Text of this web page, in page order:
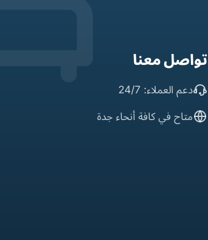
تواصل معنا
دعم العملاء: 24/7
متاح في كافة أنحاء جدة